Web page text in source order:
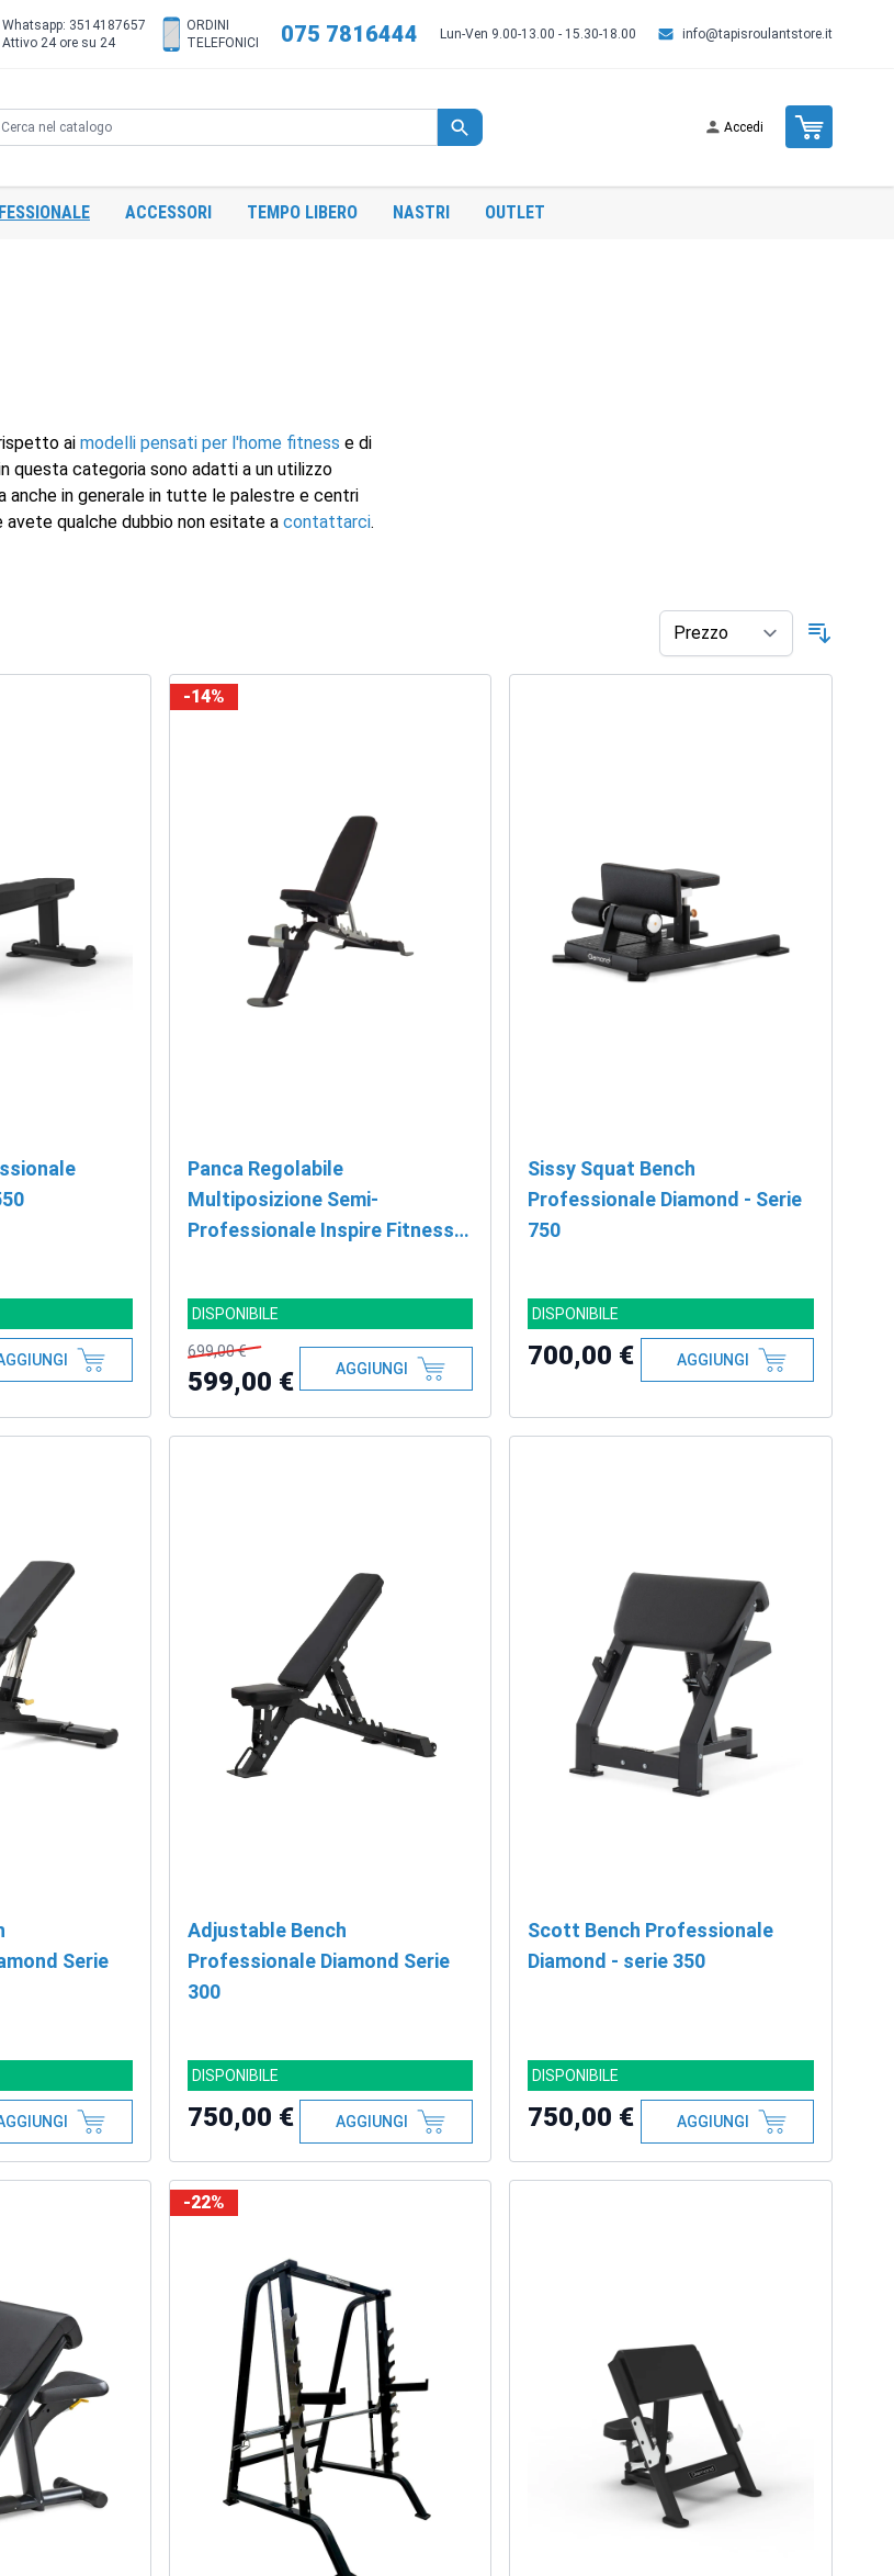
Whatsapp: 3514187657
Attivo 24 ore su 24
ORDINI
TELEFONICI
075 7816444 Lun-Ven 9.00-13.00 - 15.30-18.00 info@tapisroulantstore.it
Accedi Cart
ACCESSORI TEMPO LIBERO NASTRI OUTLET
ai modelli pensati per l'home fitness e di
questa categoria sono adatti a un utilizzo
anche in generale in tutte le palestre e centri
qualche dubbio non esitate a contattarci.
Panca Regolabile
Multiposizione Semi-
Professionale Inspire Fitness
DISPONIBILE
-14%
699,00 €
599,00 € AGGIUNGI
Sissy Squat Bench
Professionale Diamond - Serie
750
DISPONIBILE
700,00 € AGGIUNGI
Serie
Adjustable Bench
Professionale Diamond Serie
300
DISPONIBILE
750,00 € AGGIUNGI
Scott Bench Professionale
Diamond - serie 350
DISPONIBILE
750,00 € AGGIUNGI
-22%